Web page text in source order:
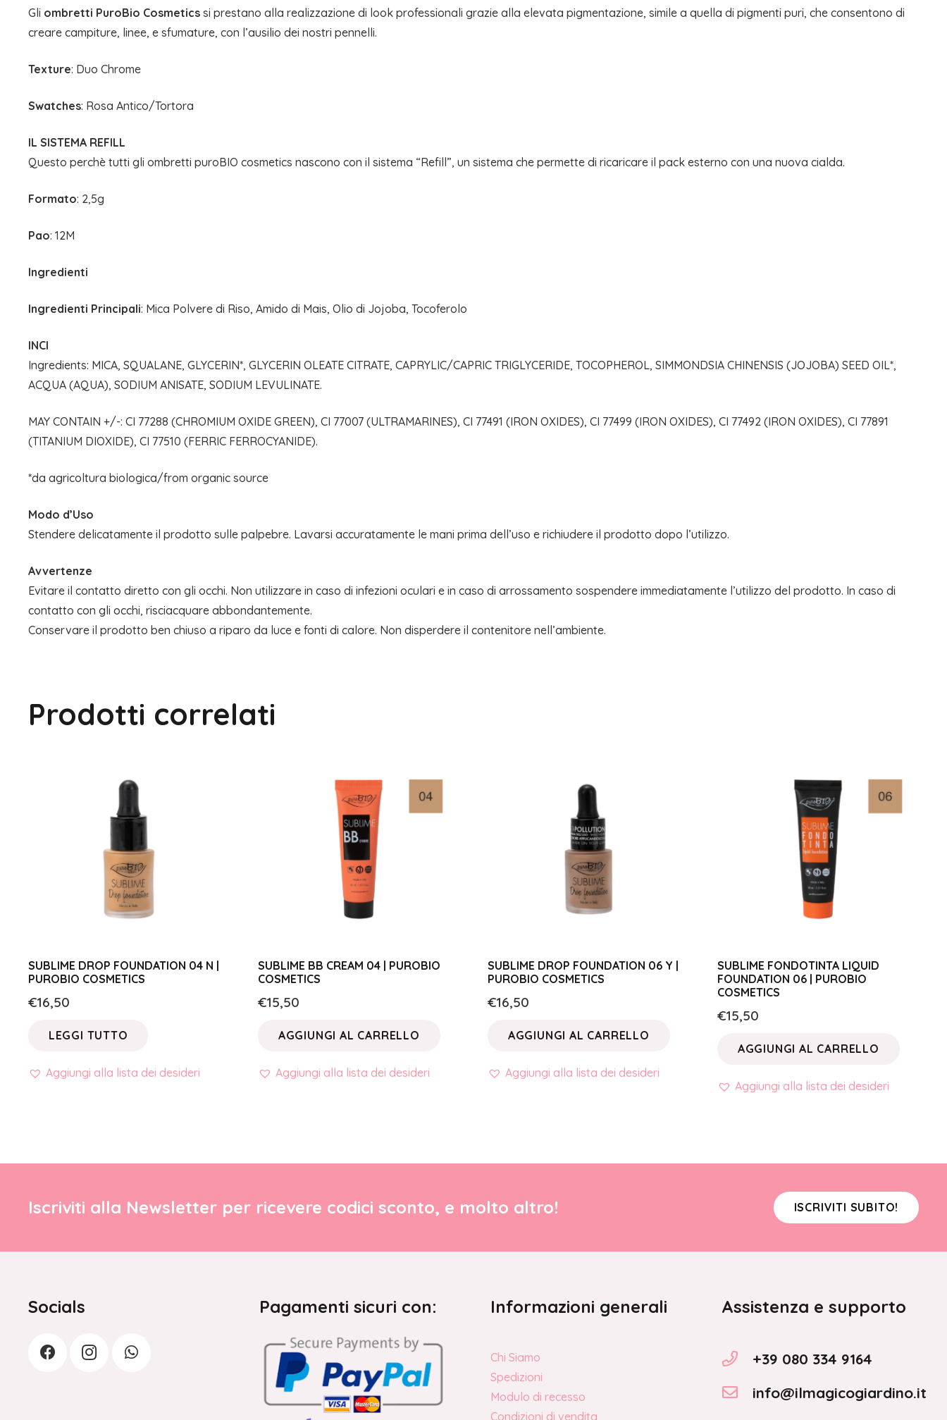
quantità
Gli ombretti PuroBio Cosmetics si prestano alla realizzazione di look professionali grazie alla elevata pigmentazione, simile a quella di pigmenti puri, che consentono di
creare campiture, linee, e sfumature, con l’ausilio dei nostri pennelli.
Texture: Duo Chrome
Swatches: Rosa Antico/Tortora
IL SISTEMA REFILL
Questo perchè tutti gli ombretti puroBIO cosmetics nascono con il sistema “Refill”, un sistema che permette di ricaricare il pack esterno con una nuova cialda.
Formato: 2,5g
Pao: 12M
Ingredienti
Ingredienti Principali: Mica Polvere di Riso, Amido di Mais, Olio di Jojoba, Tocoferolo
INCI
Ingredients: MICA, SQUALANE, GLYCERIN*, GLYCERIN OLEATE CITRATE, CAPRYLIC/CAPRIC TRIGLYCERIDE, TOCOPHEROL, SIMMONDSIA CHINENSIS (JOJOBA) SEED OIL*,
ACQUA (AQUA), SODIUM ANISATE, SODIUM LEVULINATE.
MAY CONTAIN +/-: CI 77288 (CHROMIUM OXIDE GREEN), CI 77007 (ULTRAMARINES), CI 77491 (IRON OXIDES), CI 77499 (IRON OXIDES), CI 77492 (IRON OXIDES), CI 77891
(TITANIUM DIOXIDE), CI 77510 (FERRIC FERROCYANIDE).
*da agricoltura biologica/from organic source
Modo d’Uso
Stendere delicatamente il prodotto sulle palpebre. Lavarsi accuratamente le mani prima dell’uso e richiudere il prodotto dopo l’utilizzo.
Avvertenze
Evitare il contatto diretto con gli occhi. Non utilizzare in caso di infezioni oculari e in caso di arrossamento sospendere immediatamente l’utilizzo del prodotto. In caso di
contatto con gli occhi, risciacquare abbondantemente.
Conservare il prodotto ben chiuso a riparo da luce e fonti di calore. Non disperdere il contenitore nell’ambiente.
Prodotti correlati
SUBLIME DROP FOUNDATION 04 N |
PUROBIO COSMETICS
€16,50
LEGGI TUTTO
Aggiungi alla lista dei desideri
SUBLIME BB CREAM 04 | PUROBIO
COSMETICS
€15,50
AGGIUNGI AL CARRELLO
Aggiungi alla lista dei desideri
SUBLIME DROP FOUNDATION 06 Y |
PUROBIO COSMETICS
€16,50
AGGIUNGI AL CARRELLO
Aggiungi alla lista dei desideri
SUBLIME FONDOTINTA LIQUID
FOUNDATION 06 | PUROBIO
COSMETICS
€15,50
AGGIUNGI AL CARRELLO
Aggiungi alla lista dei desideri
Iscriviti alla Newsletter per ricevere codici sconto, e molto altro! ISCRIVITI SUBITO!
Socials Pagamenti sicuri con: Informazioni generali
Chi Siamo
Spedizioni
Modulo di recesso
Condizioni di vendita
Assistenza e supporto
+39 080 334 9164
info@ilmagicogiardino.it